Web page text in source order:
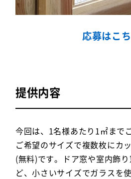
応募はこ
提供内容
今回は、1名様あたり1㎡まで
ご希望のサイズで複数枚にカ
(無料)です。ドア窓や室内飾
ど、小さいサイズでガラスを